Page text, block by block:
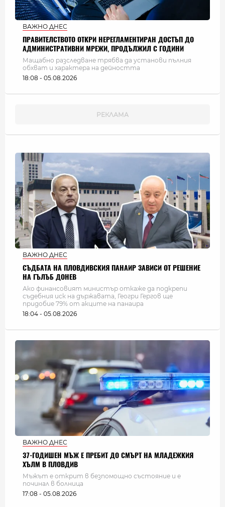
ВАЖНО ДНЕС
ПРАВИТЕЛСТВОТО ОТКРИ НЕРЕГЛАМЕНТИРАН ДОСТЪП ДО
АДМИНИСТРАТИВНИ МРЕЖИ, ПРОДЪЛЖИЛ С ГОДИНИ
Мащабно разследване трябва да установи пълния
обхват и характера на дейността
18:08 - 05.08.2026
ВАЖНО ДНЕС
СЪДБАТА НА ПЛОВДИВСКИЯ ПАНАИР ЗАВИСИ ОТ РЕШЕНИЕ
НА ГЪЛЪБ ДОНЕВ
Ако финансовият министър откаже да подкрепи
съдебния иск на държавата, Геогри Гергов ще
придобие 79% от акците на панаира
18:04 - 05.08.2026
ВАЖНО ДНЕС
37-ГОДИШЕН МЪЖ Е ПРЕБИТ ДО СМЪРТ НА МЛАДЕЖКИЯ
ХЪЛМ В ПЛОВДИВ
Мъжът е открит в безпомощно състояние и е
починал в болница
17:08 - 05.08.2026